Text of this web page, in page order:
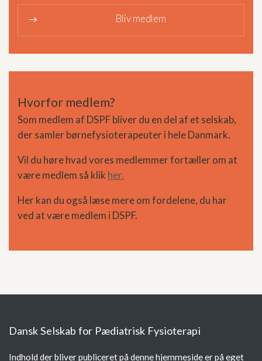
9 Bliv medlem
Hvorfor medlem?
Som medlem af DSPF bliver du en del af et selskab,
der samler børnefysioterapeuter i hele Danmark.
Vil du høre hvad vores medlemmer fortæller om at
være medlem så klik her.
Her kan du også læse mere om fordelene, du har
ved at være medlem i DSPF.
Dansk Selskab for Pædiatrisk Fysioterapi
Indhold der bliver publiceret på denne hjemmeside er på eget